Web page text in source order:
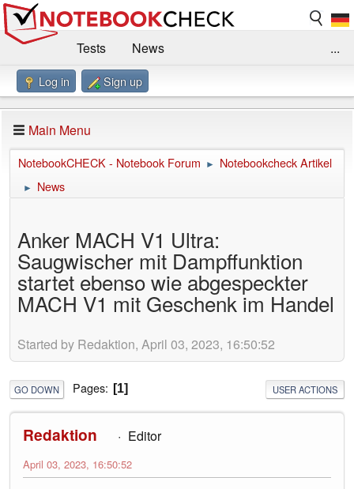
Tests
News
Benchmarks / Technik
Forum
Impressum
...
Log in Sign up
Main Menu
NotebookCHECK - Notebook Forum ► Notebookcheck Artikel
► News
Anker MACH V1 Ultra:
Saugwischer mit Dampffunktion
startet ebenso wie abgespeckter
MACH V1 mit Geschenk im Handel
Started by Redaktion, April 03, 2023, 16:50:52
GO DOWN Pages 1 USER ACTIONS
Redaktion Editor
April 03, 2023, 16:50:52